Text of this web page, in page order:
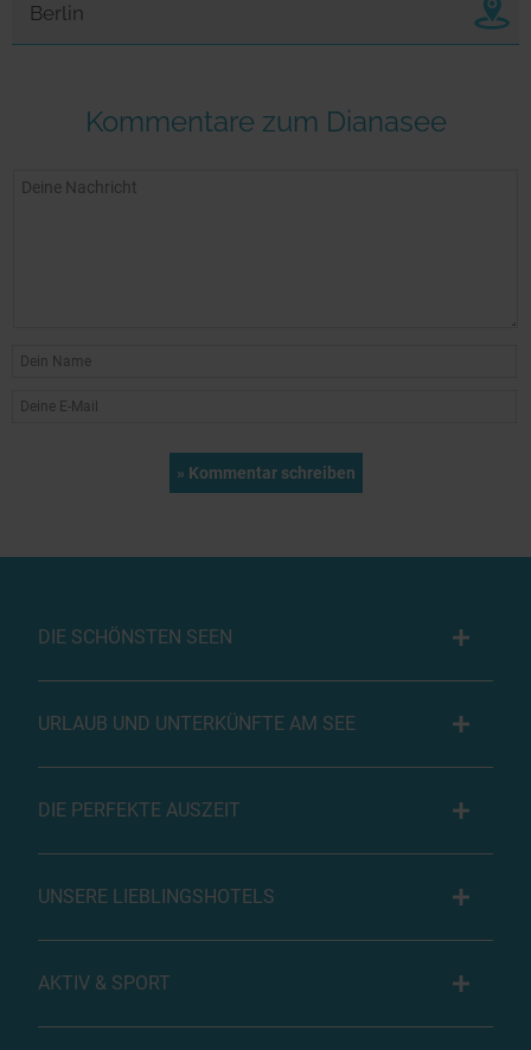
Berlin
Kommentare zum Dianasee
DIE SCHÖNSTEN SEEN
URLAUB UND UNTERKÜNFTE AM SEE
DIE PERFEKTE AUSZEIT
UNSERE LIEBLINGSHOTELS
AKTIV & SPORT